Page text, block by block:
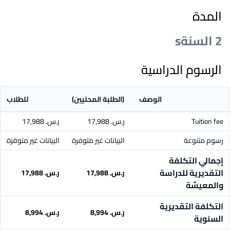
المدة
2 السنةs
الرسوم الدراسية
الوصف (الطلبة المحليين)
للطلاب
Tuition fee
ر.س.‏ 17,988
ر.س.‏ 17,988
رسوم متنوعة
البيانات غير متوفرة البيانات غير متوفرة
إجمالي التكلفة
التقديرية للدراسة
والمعيشة
ر.س.‏ 17,988 ر.س.‏ 17,988
التكلفة التقديرية
السنوية
ر.س.‏ 8,994 ر.س.‏ 8,994